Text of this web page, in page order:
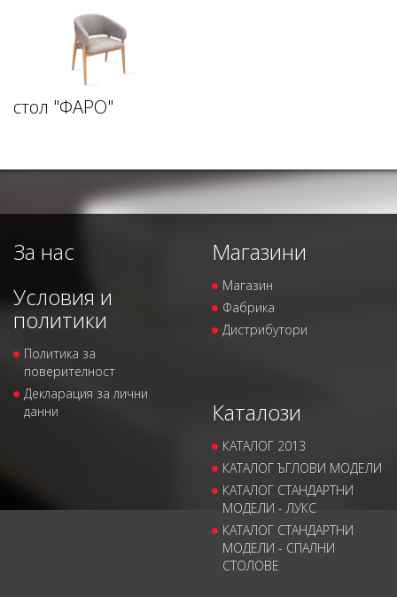
стол "ФАРО"
За нас
Условия и
политики
Политика за
поверителност
Декларация за лични
данни
Магазини
Магазин
Фабрика
Дистрибутори
Каталози
КАТАЛОГ 2013
КАТАЛОГ ЪГЛОВИ МОДЕЛИ
КАТАЛОГ СТАНДАРТНИ
МОДЕЛИ - ЛУКС
КАТАЛОГ СТАНДАРТНИ
МОДЕЛИ - СПАЛНИ
СТОЛОВЕ